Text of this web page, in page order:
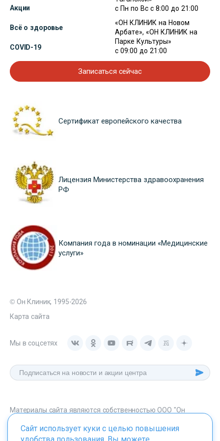
Акции
Всё о здоровье
COVID-19
с Пн по Вс с 8:00 до 21:00
«ОН КЛИНИК на Новом
Арбате», «ОН КЛИНИК на
Парке Культуры»
с 09:00 до 21:00
Записаться сейчас
Сертификат европейского качества
Лицензия Министерства здравоохранения
РФ
Компания года в номинации «Медицинские
услуги»
© Он Клиник, 1995-2026
Карта сайта
Мы в соцсетях
Материалы сайта являются собственностью ООО "Он
onclinic.ru запрещено в соответствии со статьей 1259 ГК. РФ.
Сайт использует куки с целью повышения